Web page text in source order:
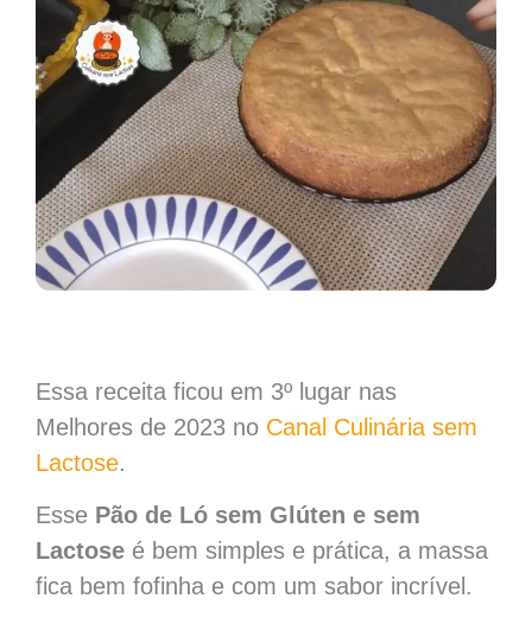
Essa receita ficou em 3º lugar nas
Melhores de 2023 no Canal Culinária sem
Lactose.
Esse Pão de Ló sem Glúten e sem
Lactose é bem simples e prática, a massa
fica bem fofinha e com um sabor incrível.